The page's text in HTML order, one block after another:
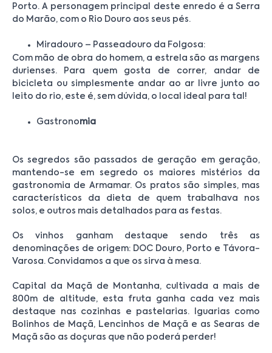
Porto. A personagem principal deste enredo é a Serra
do Marão, com o Rio Douro aos seus pés.
Miradouro – Passeadouro da Folgosa:
Com mão de obra do homem, a estrela são as margens
durienses. Para quem gosta de correr, andar de
bicicleta ou simplesmente andar ao ar livre junto ao
leito do rio, este é, sem dúvida, o local ideal para tal!
Gastronomia
Os segredos são passados de geração em geração,
mantendo-se em segredo os maiores mistérios da
gastronomia de Armamar. Os pratos são simples, mas
característicos da dieta de quem trabalhava nos
solos, e outros mais detalhados para as festas.
Os vinhos ganham destaque sendo três as
denominações de origem: DOC Douro, Porto e Távora-
Varosa. Convidamos a que os sirva à mesa.
Capital da Maçã de Montanha, cultivada a mais de
800m de altitude, esta fruta ganha cada vez mais
destaque nas cozinhas e pastelarias. Iguarias como
Bolinhos de Maçã, Lencinhos de Maçã e as Searas de
Maçã são as doçuras que não poderá perder!